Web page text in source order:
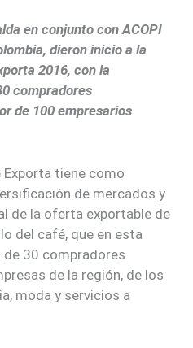
en conjunto con ACOPI
dieron inicio a la
2016, con la
compradores
de 100 empresarios
Exporta tiene como
de mercados y
de la oferta exportable de
del café, que en esta
30 compradores
de la región, de los
moda y servicios a